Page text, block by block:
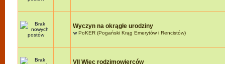
Wyczyn na okrągłe urodziny
wPoKER (Pogański Krąg Emerytów i Rencistów)
VII Wiec rodzimowierców